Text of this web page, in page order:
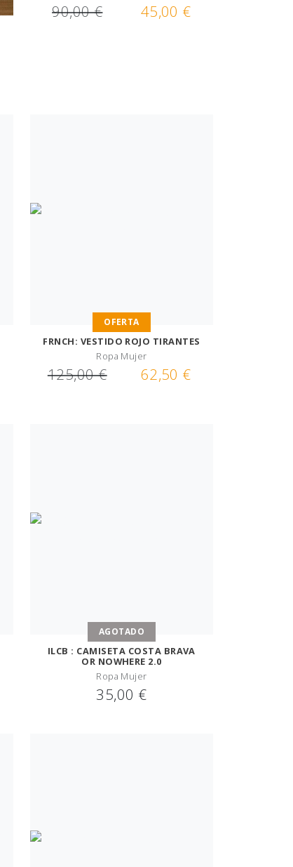
90,00 € 45,00 €
OFERTA
FRNCH: VESTIDO ROJO TIRANTES
Ropa Mujer
125,00 € 62,50 €
AGOTADO
ILCB : CAMISETA COSTA BRAVA
OR NOWHERE 2.0
Ropa Mujer
35,00 €